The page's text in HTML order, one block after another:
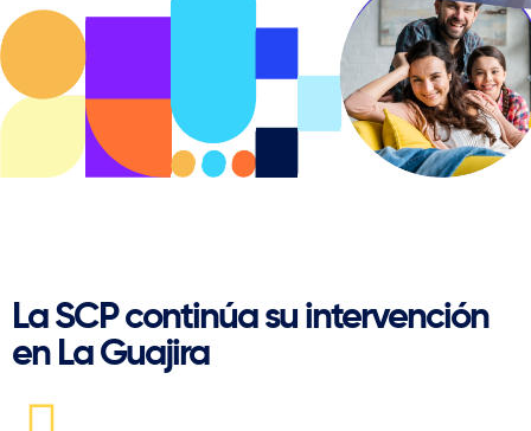
La SCP continúa su intervención
en La Guajira